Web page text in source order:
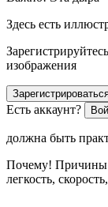
Здесь есть
изображения
Есть аккаунт?
должна быть
Почему! Причины
легкость,